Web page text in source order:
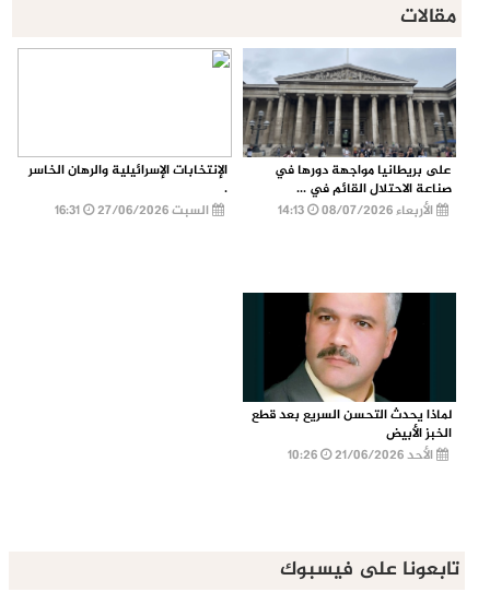
مقالات
على بريطانيا مواجهة دورها في
صناعة الاحتلال القائم في ...
الأربعاء 08/07/2026
الإنتخابات الإسرائيلية والرهان الخاسر
.
السبت 27/06/2026
16:31
لماذا يحدث التحسن السريع بعد قطع
الخبز الأبيض
الأحد 21/06/2026
تابعونا على فيسبوك